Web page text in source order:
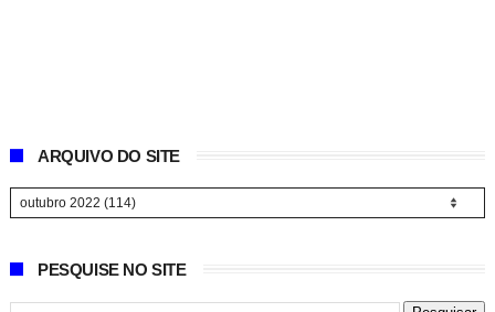
ARQUIVO DO SITE
PESQUISE NO SITE